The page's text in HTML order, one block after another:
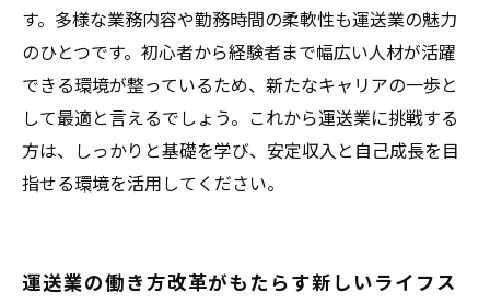
す。多様な業務内容や勤務時間の柔軟性も運送業の魅力
のひとつです。初心者から経験者まで幅広い人材が活躍
できる環境が整っているため、新たなキャリアの一歩と
して最適と言えるでしょう。これから運送業に挑戦する
方は、しっかりと基礎を学び、安定収入と自己成長を目
指せる環境を活用してください。
運送業の働き方改革がもたらす新しいライフス